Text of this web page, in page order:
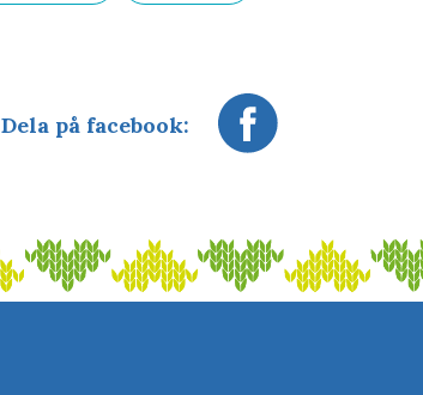
Dela på facebook: